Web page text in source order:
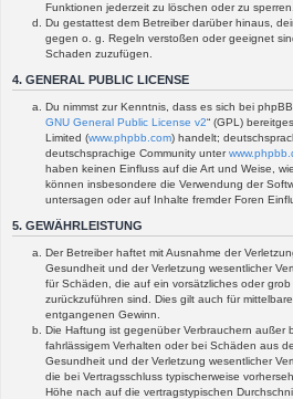
Funktionen jederzeit zu löschen oder zu sperren.
Du gestattest dem Betreiber darüber hinaus,
gegen o. g. Regeln verstoßen oder geeignet
Schaden zuzufügen.
4. GENERAL PUBLIC LICENSE
Du nimmst zur Kenntnis, dass es sich bei phpBB
GNU General Public License v2“ (GPL)
Limited (www.phpbb.com) handelt;
deutschsprachige Community unter
haben keinen Einfluss auf die Art und Weise,
können insbesondere die Verwendung der
untersagen oder auf Inhalte fremder Foren
5. GEWÄHRLEISTUNG
Der Betreiber haftet mit Ausnahme der
Gesundheit und der Verletzung wesentlicher
für Schäden, die auf ein vorsätzliches oder
zurückzuführen sind. Dies gilt auch für
entgangenen Gewinn.
Die Haftung ist gegenüber Verbrauchern außer
fahrlässigem Verhalten oder bei Schäden aus
Gesundheit und der Verletzung wesentlicher
die bei Vertragsschluss typischerweise
Höhe nach auf die vertragstypischen